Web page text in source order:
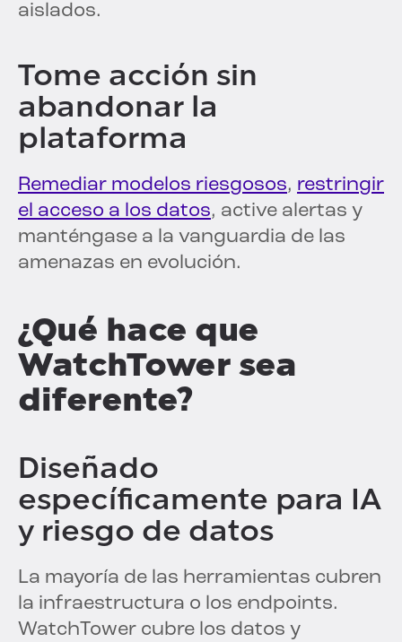
aislados.
Tome acción sin
abandonar la
plataforma
Remediar modelos riesgosos, restringir
el acceso a los datos, active alertas y
manténgase a la vanguardia de las
amenazas en evolución.
¿Qué hace que
WatchTower sea
diferente?
Diseñado
específicamente para IA
y riesgo de datos
La mayoría de las herramientas cubren
la infraestructura o los endpoints.
WatchTower cubre los datos y